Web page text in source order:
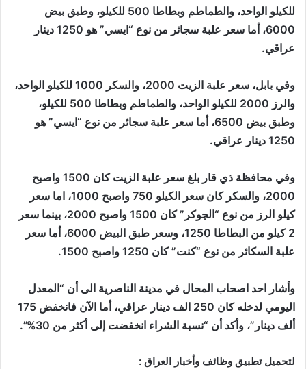
للكيلو الواحد، والطماطم وبطاطا 500 للكيلو، وطبق بيض
6000، أما سعر علبة سجائر من نوع “ايسي” هو 1250 دينار
عراقي.
وفي بابل، سعر علبة الزيت 2000، والسكر 1000 للكيلو الواحد،
والرز 2000 للكيلو الواحد، والطماطم وبطاطا 500 للكيلو،
وطبق بيض 6500، أما سعر علبة سجائر من نوع “ايسي” هو
1250 دينار عراقي.
وفي محافظة ذي قار بلغ سعر علبة الزيت كان 1500 واصبح
2000، والسكر كان سعر الكيلو 750 واصبح 1000، اما سعر
كيلو الرز من نوع “الجوكر” كان 1500 واصبح 2000، بينما سعر
2 كيلو من البطاطا 1250، وسعر طبق البيض 6000، أما سعر
علبة السكائر من نوع “كنت” كان 1250 واصبح 1500.
وأشار احد اصحاب المحال في مدينة الناصرية الى أن “المعدل
اليومي لدخله كان 250 الف دينار عراقي، أما الآن فانخفض 175
ألف دينار”، وأكد أن “نسبة الشراء انخفضت إلى أكثر من 30%”.
لتحميل تطبيق وظائف وأخبار العراق :